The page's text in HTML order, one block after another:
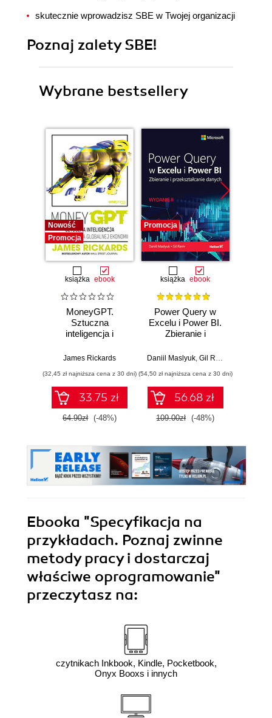
skutecznie wprowadzisz SBE w Twojej organizacji
Poznaj zalety SBE!
Wybrane bestsellery
Nowość
Promocja
książka ebook
MoneyGPT.
Sztuczna
inteligencja i
globalnej ekonomii
James Rickards
(32,45 zł najniższa cena z 30 dni)
33.75 zł
64.90zł (-48%)
Promocja
książka ebook
Power Query w
Excelu i Power BI.
Zbieranie i
danych. Wydanie II
Daniil Maslyuk, Gil Raviv
(54,50 zł najniższa cena z 30 dni)
56.68 zł
109.00zł (-48%)
Ebooka "Specyfikacja na
przykładach. Poznaj zwinne
metody pracy i dostarczaj
właściwe oprogramowanie"
przeczytasz na:
czytnikach Inkbook, Kindle, Pocketbook,
Onyx Booxs i innych